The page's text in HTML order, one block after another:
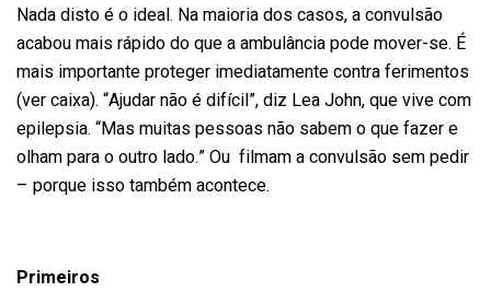
Nada disto é o ideal. Na maioria dos casos, a convulsão
acabou mais rápido do que a ambulância pode mover-se. É
mais importante proteger imediatamente contra ferimentos
(ver caixa). “Ajudar não é difícil”, diz Lea John, que vive com
epilepsia. “Mas muitas pessoas não sabem o que fazer e
olham para o outro lado.” Ou filmam a convulsão sem pedir
– porque isso também acontece.
Primeiros